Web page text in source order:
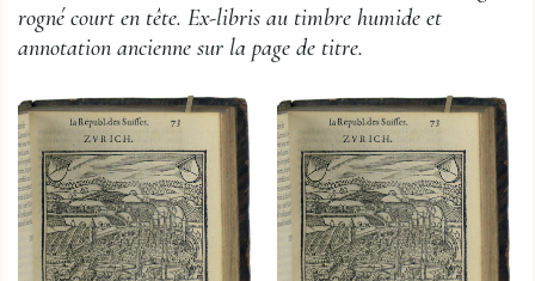
rogné court en tête. Ex-libris au timbre humide et
annotation ancienne sur la page de titre.